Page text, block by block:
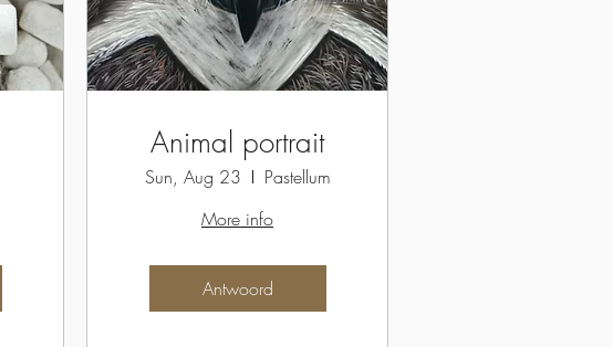
Animal portrait
Sun, Aug 23
Pastellum
More info
Antwoord